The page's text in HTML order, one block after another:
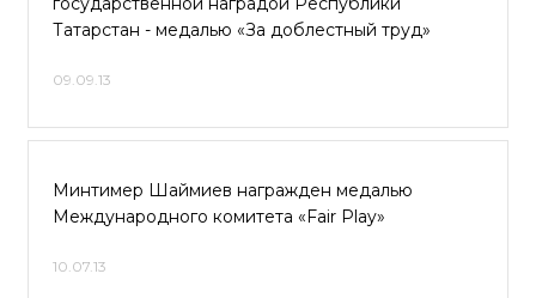
Татарстан - медалью «За доблестный труд»
09.09.13
Минтимер Шаймиев награжден медалью
Международного комитета «Fair Play»
10.07.13